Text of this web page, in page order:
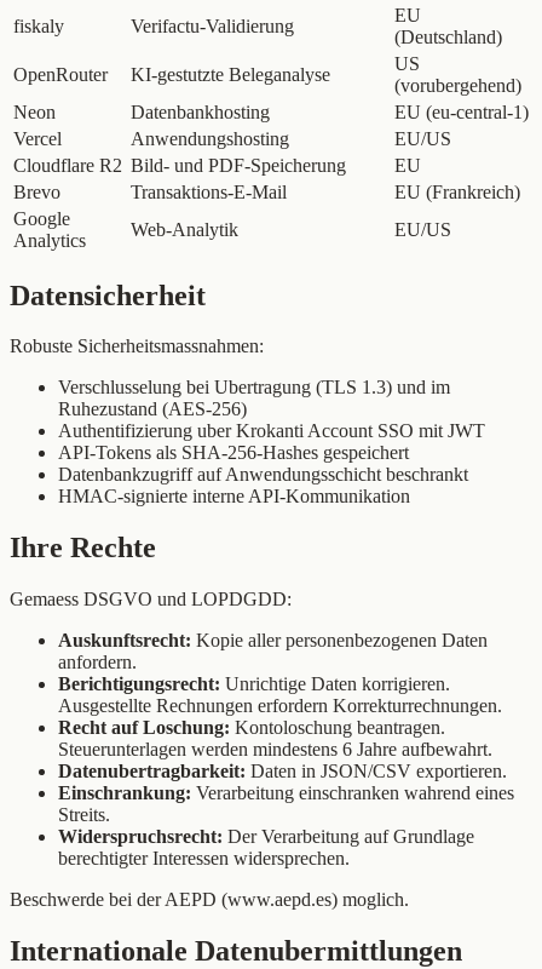
fiskaly
Verifactu-Validierung
EU
(Deutschland)
OpenRouter
KI-gestutzte Beleganalyse
US
(vorubergehend)
Neon
Datenbankhosting
EU (eu-central-1)
Vercel
Anwendungshosting
EU/US
Cloudflare R2 Bild- und PDF-Speicherung
EU
Brevo
Transaktions-E-Mail
EU (Frankreich)
Google
Analytics
Web-Analytik EU/US
Datensicherheit
Robuste Sicherheitsmassnahmen:
Verschlusselung bei Ubertragung (TLS 1.3) und im
Ruhezustand (AES-256)
Authentifizierung uber Krokanti Account SSO mit JWT
API-Tokens als SHA-256-Hashes gespeichert
Datenbankzugriff auf Anwendungsschicht beschrankt
HMAC-signierte interne API-Kommunikation
Ihre Rechte
Gemaess DSGVO und LOPDGDD:
Auskunftsrecht: Kopie aller personenbezogenen Daten
anfordern.
Berichtigungsrecht: Unrichtige Daten korrigieren.
Ausgestellte Rechnungen erfordern Korrekturrechnungen.
Recht auf Loschung: Kontoloschung beantragen.
Steuerunterlagen werden mindestens 6 Jahre aufbewahrt.
Datenubertragbarkeit: Daten in JSON/CSV exportieren.
Einschrankung: Verarbeitung einschranken wahrend eines
Streits.
Widerspruchsrecht: Der Verarbeitung auf Grundlage
berechtigter Interessen widersprechen.
Beschwerde bei der AEPD (www.aepd.es) moglich.
Internationale Datenubermittlungen